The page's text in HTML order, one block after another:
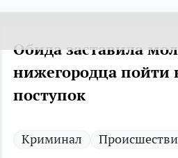
Обида заставила
нижегородца пойти
поступок
Криминал